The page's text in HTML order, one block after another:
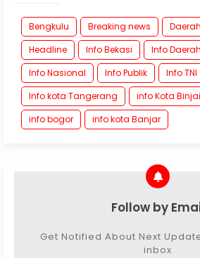
Bengkulu Breaking news Daerah
Headline
Info Bekasi Info Daerah
Info Nasional
Info Publik Info TNI
Info kota Tangerang
info Kota Binjai
info bogor
info kota Banjar
Follow by
Get Notified About Next
inbox